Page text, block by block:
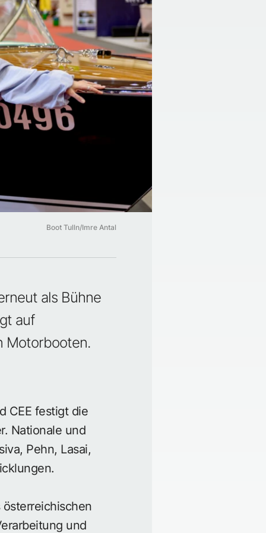
Boot Tulln/Imre Antal
als Bühne
auf
Motorbooten.
CEE festigt die
Nationale und
Pehn, Lasai,
österreichischen
und